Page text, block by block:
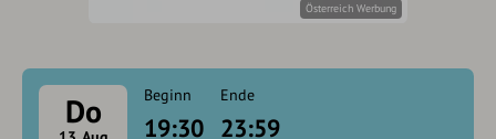
Österreich Werbung
Do Beginn
19:30
Ende
23:59